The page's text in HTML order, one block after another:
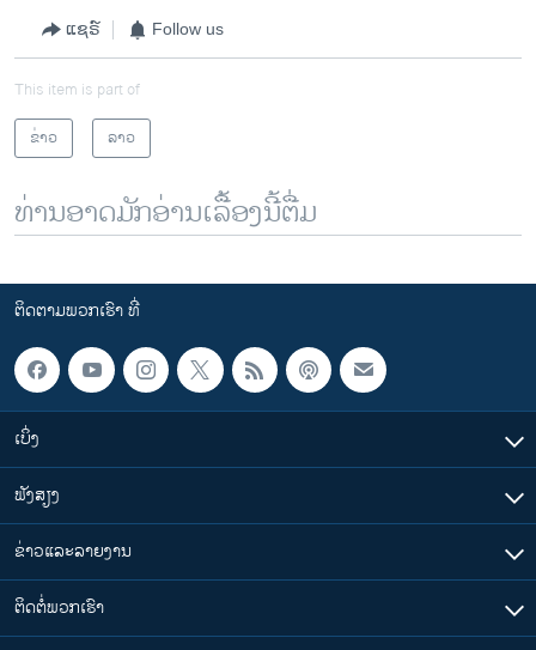
ແຊຣ໌ Follow us
This item is part of
ຂ່າວ
ລາວ
ທ່ານອາດມັກອ່ານເລື້ອງນີ້ຕື່ມ
ຕິດຕາມພວກເຮົາ ທີ່
ເບິ່ງ
ຟັງສຽງ
ຂ່າວແລະລາຍງານ
ຕິດຕໍ່ພວກເຮົາ